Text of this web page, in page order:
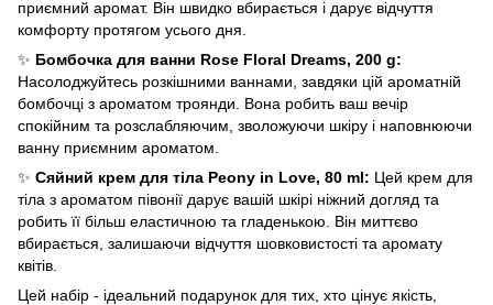
приємний аромат. Він швидко вбирається і дарує відчуття
комфорту протягом усього дня.
✨ Бомбочка для ванни Rose Floral Dreams, 200 g:
Насолоджуйтесь розкішними ваннами, завдяки цій ароматній
бомбочці з ароматом троянди. Вона робить ваш вечір
спокійним та розслабляючим, зволожуючи шкіру і наповнюючи
ванну приємним ароматом.
✨ Сяйний крем для тіла Peony in Love, 80 ml: Цей крем для
тіла з ароматом півонії дарує вашій шкірі ніжний догляд та
робить її більш еластичною та гладенькою. Він миттєво
вбирається, залишаючи відчуття шовковистості та аромату
квітів.
Цей набір - ідеальний подарунок для тих, хто цінує якість,